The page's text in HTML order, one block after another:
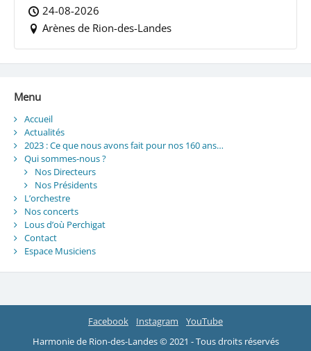
24-08-2026
Arènes de Rion-des-Landes
Menu
Accueil
Actualités
2023 : Ce que nous avons fait pour nos 160 ans…
Qui sommes-nous ?
Nos Directeurs
Nos Présidents
L’orchestre
Nos concerts
Lous d’où Perchigat
Contact
Espace Musiciens
Facebook Instagram
YouTube
Harmonie de Rion-des-Landes © 2021 - Tous droits réservés